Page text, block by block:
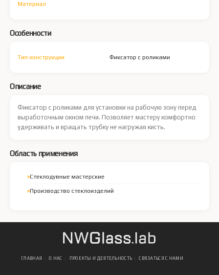
Материал
Особенности
Тип конструкции Фиксатор с роликами
Описание
Фиксатор с роликами для установки на рабочую зону перед
выработочным окном печи. Позволяет мастеру комфортно
удерживать и вращать трубку не нагружая кисть.
Область применения
Стеклодувные мастерские
Производство стеклоизделий
ГЛАВНАЯ О НАС ПРОЕКТЫ И ДЕЯТЕЛЬНОСТЬ СВЯЗАТЬСЯ С НАМИ